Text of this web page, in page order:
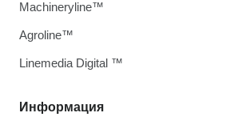
Информация
Machineryline™
Agroline™
Linemedia Digital ™